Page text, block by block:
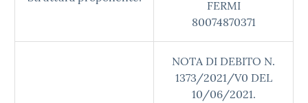
FERMI
80074870371
NOTA DI DEBITO N.
1373/2021/V0 DEL
10/06/2021.